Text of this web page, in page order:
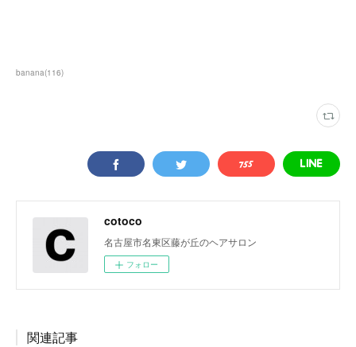
banana(116)
cotoco
名古屋市名東区藤が丘のヘアサロン
フォロー
関連記事